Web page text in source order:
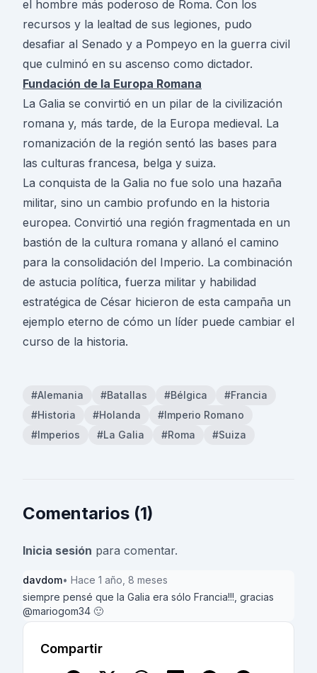
el hombre más poderoso de Roma. Con los
recursos y la lealtad de sus legiones, pudo
desafiar al Senado y a Pompeyo en la guerra civil
que culminó en su ascenso como dictador.
Fundación de la Europa Romana
La Galia se convirtió en un pilar de la civilización
romana y, más tarde, de la Europa medieval. La
romanización de la región sentó las bases para
las culturas francesa, belga y suiza.
La conquista de la Galia no fue solo una hazaña
militar, sino un cambio profundo en la historia
europea. Convirtió una región fragmentada en un
bastión de la cultura romana y allanó el camino
para la consolidación del Imperio. La combinación
de astucia política, fuerza militar y habilidad
estratégica de César hicieron de esta campaña un
ejemplo eterno de cómo un líder puede cambiar el
curso de la historia.
#Alemania #Batallas #Bélgica
#Francia
#Historia
#Holanda
#Imperio Romano
#Imperios
#La Galia #Roma #Suiza
Comentarios (1)
Inicia sesión para comentar.
davdom• Hace 1 año, 8 meses
siempre pensé que la Galia era sólo Francia!!!, gracias
@mariogom34 🙂
Compartir